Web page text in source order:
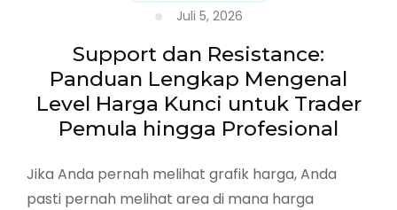
Juli 5, 2026
Support dan Resistance:
Panduan Lengkap Mengenal
Level Harga Kunci untuk Trader
Pemula hingga Profesional
Jika Anda pernah melihat grafik harga, Anda
pasti pernah melihat area di mana harga